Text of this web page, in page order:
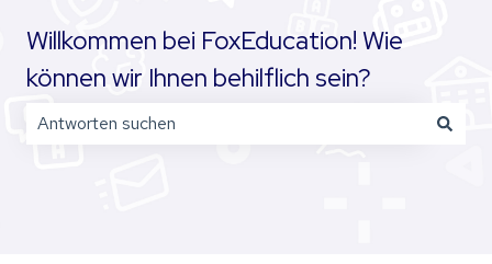
Willkommen bei FoxEducation! Wie
können wir Ihnen behilflich sein?